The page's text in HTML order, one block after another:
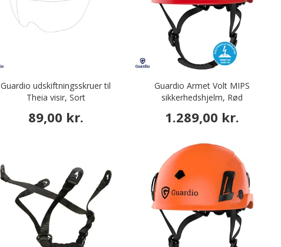
Guardio udskiftningsskruer til
Theia visir, Sort
89,00 kr.
Guardio Armet Volt MIPS
sikkerhedshjelm, Rød
1.289,00 kr.